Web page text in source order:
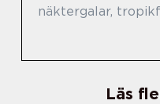
näktergalar,
Läs